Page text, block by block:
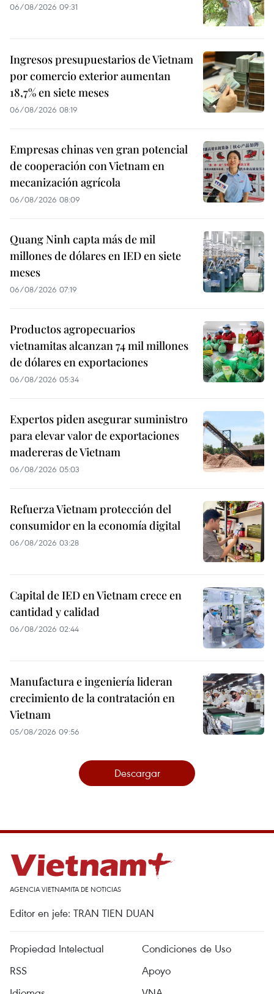
06/08/2026 09:31
Ingresos presupuestarios de Vietnam
por comercio exterior aumentan
18,7% en siete meses
06/08/2026 08:19
Empresas chinas ven gran potencial
de cooperación con Vietnam en
mecanización agrícola
06/08/2026 08:09
Quang Ninh capta más de mil
millones de dólares en IED en siete
meses
06/08/2026 07:19
Productos agropecuarios
vietnamitas alcanzan 74 mil millones
de dólares en exportaciones
06/08/2026 05:34
Expertos piden asegurar suministro
para elevar valor de exportaciones
madereras de Vietnam
06/08/2026 05:03
Refuerza Vietnam protección del
consumidor en la economía digital
06/08/2026 03:28
Capital de IED en Vietnam crece en
cantidad y calidad
06/08/2026 02:44
Manufactura e ingeniería lideran
crecimiento de la contratación en
Vietnam
05/08/2026 09:56
Descargar
AGENCIA VIETNAMITA DE NOTICIAS
Editor en jefe: TRAN TIEN DUAN
Propiedad Intelectual
Condiciones de Uso
RSS
Apoyo